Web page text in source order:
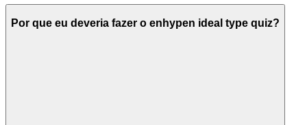
Por que eu deveria fazer o enhypen ideal type quiz?